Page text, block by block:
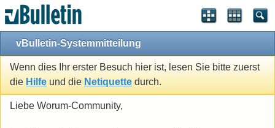
vBulletin-Systemmitteilung
Wenn dies Ihr erster Besuch hier ist, lesen Sie bitte zuerst
die Hilfe und die Netiquette durch.
Liebe Worum-Community,